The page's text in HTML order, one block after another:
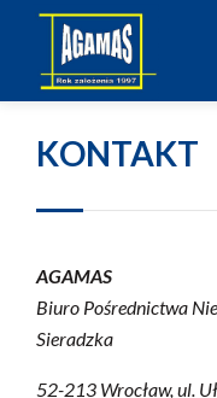
KONTAKT
AGAMAS
Biuro Pośrednictwa
Sieradzka
52-213 Wrocław, ul.